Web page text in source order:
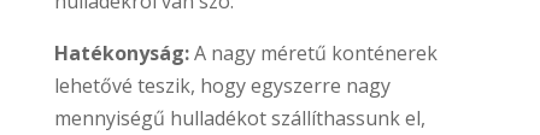
Hatékonyság:A nagy méretű konténerek
lehetővé teszik, hogy egyszerre nagy
mennyiségű hulladékot szállíthassunk el,